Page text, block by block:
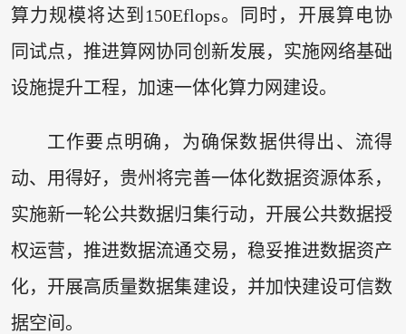
算力规模将达到150Eflops。同时，开展算电协
同试点，推进算网协同创新发展，实施网络基础
设施提升工程，加速一体化算力网建设。
工作要点明确，为确保数据供得出、流得
动、用得好，贵州将完善一体化数据资源体系，
实施新一轮公共数据归集行动，开展公共数据授
权运营，推进数据流通交易，稳妥推进数据资产
化，开展高质量数据集建设，并加快建设可信数
据空间。